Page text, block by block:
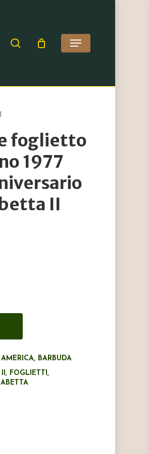
search Menu
foglietto
1977
II
AMERICA, BARBUDA
II, FOGLIETTI,